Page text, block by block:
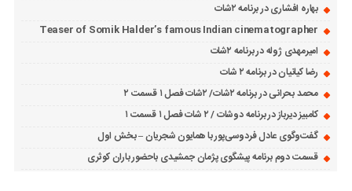
بهاره افشاری در برنامه ۲شات
Teaser of Somik Halder’s famous Indian cinematographer
امیرمهدی ژوله در برنامه ۲شات
رضا کیانیان در برنامه ۲ شات
محمد بحرانی در برنامه ۲شات/ ۲شات فصل ۱ قسمت ۲
کامبیز دیرباز در برنامه دوشات / ۲ شات فصل ۱ قسمت ۱
گفت‌وگوی عادل فردوسی‌پور با همایون شجریان – بخش اول
قسمت دوم برنامه پیشگوی پژمان جمشیدی باحضور باران کوثری